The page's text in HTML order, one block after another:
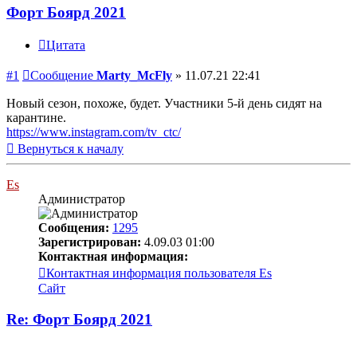
Форт Боярд 2021
Цитата
#1 Сообщение Marty_McFly » 11.07.21 22:41
Новый сезон, похоже, будет. Участники 5-й день сидят на
карантине.
https://www.instagram.com/tv_ctc/
Вернуться к началу
Es
Администратор
Сообщения: 1295
Зарегистрирован: 4.09.03 01:00
Контактная информация:
Контактная информация пользователя Es
Сайт
Re: Форт Боярд 2021